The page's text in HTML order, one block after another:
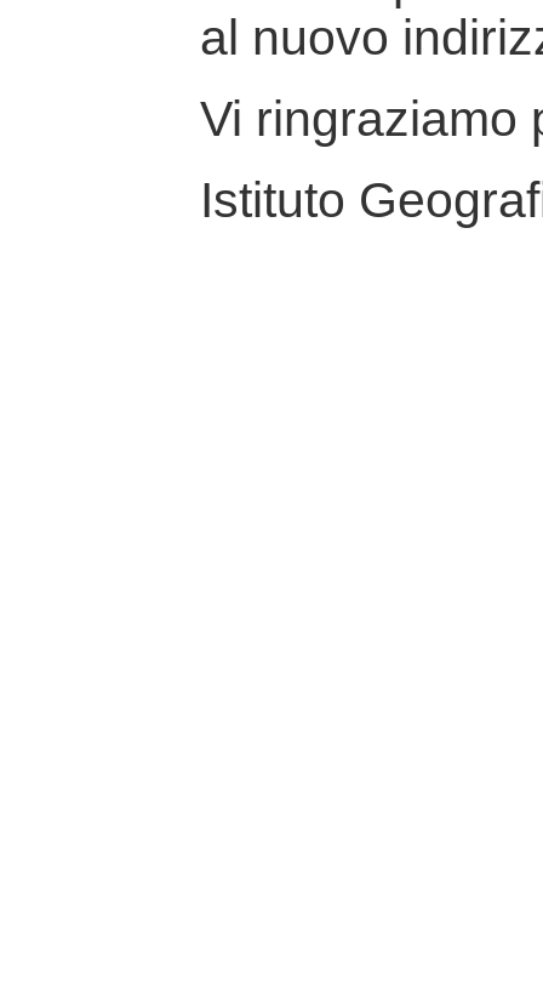
al nuovo
Vi ringraziamo
Istituto